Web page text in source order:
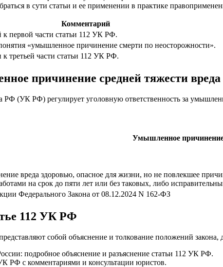
в сути статьи и ее применении в практике
Комментарий
первой части статьи 112 УК РФ.
«умышленное причинение смерти по неосторожности».
третьей части статьи 112 УК РФ.
причинение средней тяжести вреда
РФ (УК РФ) регулирует уголовную ответственность за
Умышленное причинение
вреда здоровью, опасное для жизни, но не повлекшее
на срок до пяти лет или без таковых, либо
Федерального Закона от 08.12.2024 N 162-ФЗ
112 УК РФ
собой объяснение и толкование положений
подробное объяснение и разъяснение статьи 112 УК РФ.
РФ с комментариями и консультации юристов.